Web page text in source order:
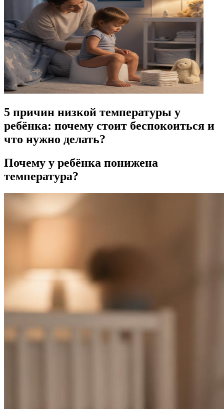
5 причин низкой температуры у
ребёнка: почему стоит беспокоиться и
что нужно делать?
Почему у ребёнка понижена
температура?